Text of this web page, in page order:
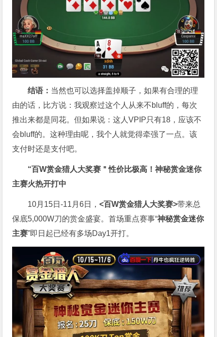
结语： 当然也可以选择盖掉顺子，如果有合理的理
由的话，比方说：我观察过这个人从来不bluff的，每次
推出来都是同花。但如果说：这人VPIP只有18，应该不
会bluff的。这种理由呢，我个人就觉得牵强了一点。该
支付时还是支付吧。
“百W赏金猎人大奖赛＂性价比极高！神秘赏金迷你
主赛火热开打中
10月15日-11月6日，<百W赏金猎人大奖赛>带来总
保底5,000W刀的赏金盛宴。首场重点赛事“神秘赏金迷你
主赛”即日起已经有多场Day1开打。